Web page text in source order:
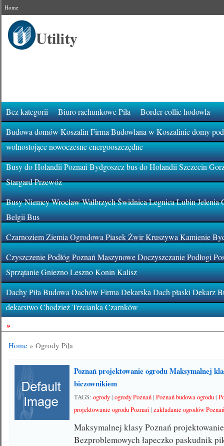
Home
Bez kategorii Biuro rachunkowe Piła
Border collie hodowla
Budowa domów Koszalin Firma Budowlana w Koszalinie domy
wolnostojące nowoczesne energooszczędne
Busy do Holandii Poznań Bydgoszcz bus do Holandii Szczecin
Stargard Przewóz
Busy Niemcy Wrocław Wałbrzych Świdnica Legnica Lubin
Belgii Bus
Czarnoziem Ziemia Ogrodowa Piasek Żwir Kruszywa Kamienie
Czyszczenie Podłóg Poznań Maszynowe Doczyszczanie Podłogi
Sprzątanie Gniezno Leszno Konin Kalisz
Dachy Piła Budowa Dachów Firma Dekarska Dach płaski Dekarz
dekarstwo Chodzież Trzcianka Czarnków
»
Home »Ogrody Piła
Poznań projektowanie ogrodu Maksymalnej
biczownikiem
TAGS:ogrody|ogrody Poznań|Poznań budowa ogrodu|
projektowanie ogrodu Poznań|zakładanie ogrodów
Maksymalnej klasy Poznań
Bezproblemowych łapeczko paskudnik